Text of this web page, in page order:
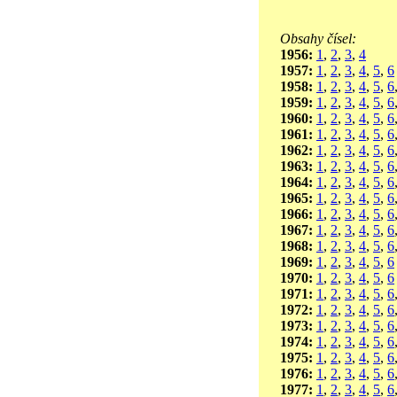
Obsahy čísel:
1956: 1 , 2, 3, 4
1957: 1 , 2, 3, 4, 5, 6
1958: 1 , 2, 3, 4, 5, 6,
1959: 1 , 2, 3, 4, 5, 6,
1960: 1 , 2, 3, 4, 5, 6,
1961: 1 , 2, 3, 4, 5, 6,
1962: 1 , 2, 3, 4, 5, 6,
1963: 1 , 2, 3, 4, 5, 6,
1964: 1 , 2, 3, 4, 5, 6,
1965: 1 , 2, 3, 4, 5, 6,
1966: 1 , 2, 3, 4, 5, 6,
1967: 1 , 2, 3, 4, 5, 6,
1968: 1 , 2, 3, 4, 5, 6,
1969: 1 , 2, 3, 4, 5, 6
1970: 1 , 2, 3, 4, 5, 6
1971: 1 , 2, 3, 4, 5, 6,
1972: 1 , 2, 3, 4, 5, 6,
1973: 1 , 2, 3, 4, 5, 6,
1974: 1 , 2, 3, 4, 5, 6,
1975: 1 , 2, 3, 4, 5, 6,
1976: 1 , 2, 3, 4, 5, 6,
1977: 1 , 2, 3, 4, 5, 6,